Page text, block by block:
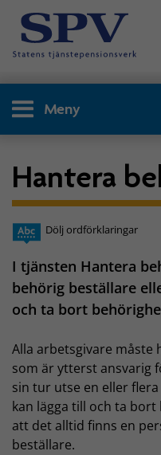
Meny
Hantera
Dölj ordförklaringar
I tjänsten Hantera
behörig beställare
och ta bort
Alla arbetsgivare måste
som är ytterst ansvarig
sin tur utse en eller
kan lägga till och ta
att det alltid finns en
beställare.